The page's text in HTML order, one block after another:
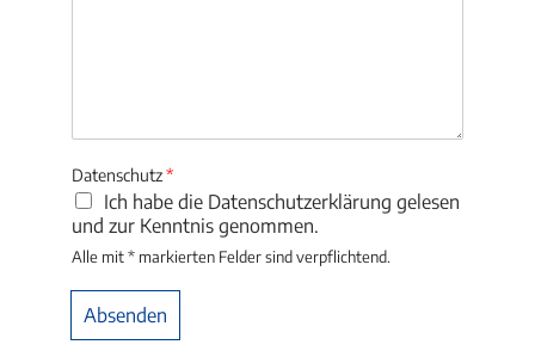
Datenschutz*
Ich habe die Datenschutzerklärung gelesen
und zur Kenntnis genommen.
Alle mit * markierten Felder sind verpflichtend.
Absenden